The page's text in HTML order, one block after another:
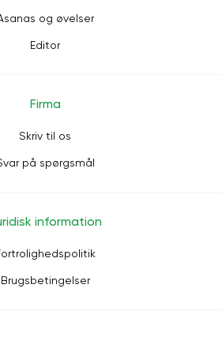
og øvelser
Editor
Firma
Skriv til os
på spørgsmål
information
Brugsbetingelser